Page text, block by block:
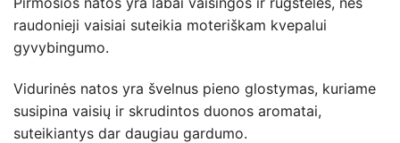
raudonieji vaisiai suteikia moteriškam kvepalui
gyvybingumo.
Vidurinės natos yra švelnus pieno glostymas, kuriame
susipina vaisių ir skrudintos duonos aromatai,
suteikiantys dar daugiau gardumo.